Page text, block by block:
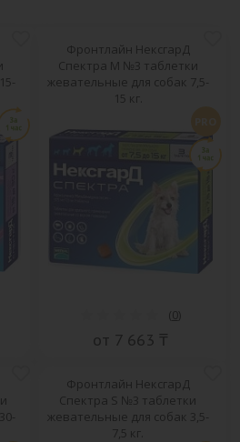
Фронтлайн НексгарД
Спектра М №3 таблетки
жевательные для собак 7,5-
15 кг.
(0)
от 7 663 ₸
Фронтлайн НексгарД
Спектра S №3 таблетки
жевательные для собак 3,5-
7,5 кг.